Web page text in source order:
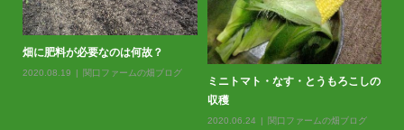
畑に肥料が必要なのは何故？
2020.08.19 関口ファームの畑ブログ
ミニトマト・なす・とうもろこしの
収穫
2020.06.24 関口ファームの畑ブログ